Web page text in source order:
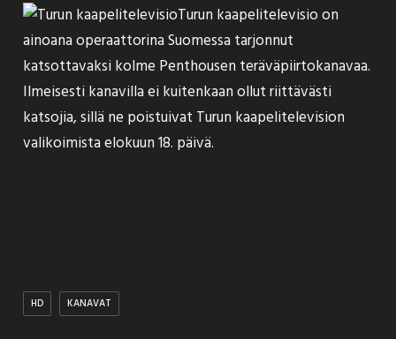
Turun kaapelitelevisio on
ainoana operaattorina Suomessa tarjonnut
katsottavaksi kolme Penthousen teräväpiirtokanavaa.
Ilmeisesti kanavilla ei kuitenkaan ollut riittävästi
katsojia, sillä ne poistuivat Turun kaapelitelevision
valikoimista elokuun 18. päivä.
HD KANAVAT